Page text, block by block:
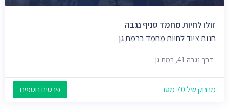
זולו לחיות מחמד סניף נגבה
חנות ציוד לחיות מחמד ברמת גן
דרך נגבה 41, רמת גן
מרחק של 70 מטר פרטים נוספים